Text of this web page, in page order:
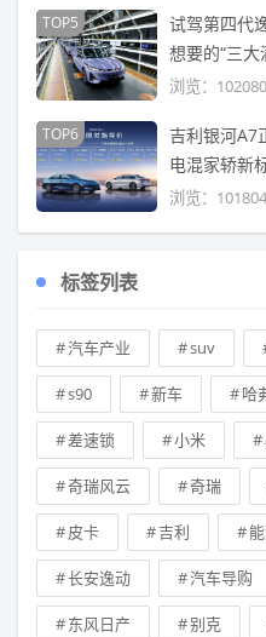
TOP5
试驾第四代
想要的“三大
浏览：
TOP6
吉利银河A7
电混家轿新
浏览：
标签列表
汽车产业 suv
s90 新车 哈
差速锁 小米
奇瑞风云 奇瑞
皮卡 吉利
长安逸动 汽车导购
东风日产 别克